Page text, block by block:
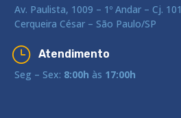
Av. Paulista, 1009 – 1º Andar – Cj. 101
Cerqueira César – São Paulo/SP
}
Atendimento
Seg – Sex: 8:00h às 17:00h